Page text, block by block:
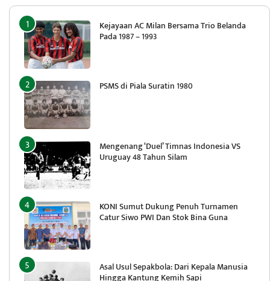
Kejayaan AC Milan Bersama Trio Belanda
Pada 1987 – 1993
PSMS di Piala Suratin 1980
Mengenang ‘Duel’ Timnas Indonesia VS
Uruguay 48 Tahun Silam
KONI Sumut Dukung Penuh Turnamen
Catur Siwo PWI Dan Stok Bina Guna
Asal Usul Sepakbola: Dari Kepala Manusia
Hingga Kantung Kemih Sapi